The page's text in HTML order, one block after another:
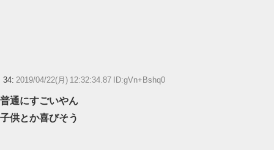
34: 2019/04/22(月) 12:32:34.87 ID:gVn+Bshq0
普通にすごいやん
子供とか喜びそう